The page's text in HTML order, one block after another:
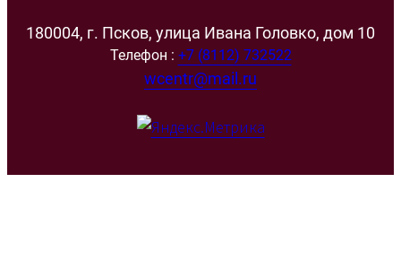
180004, г. Псков, улица Ивана Головко, дом 10
Телефон : +7 (8112) 732522
wcentr@mail.ru